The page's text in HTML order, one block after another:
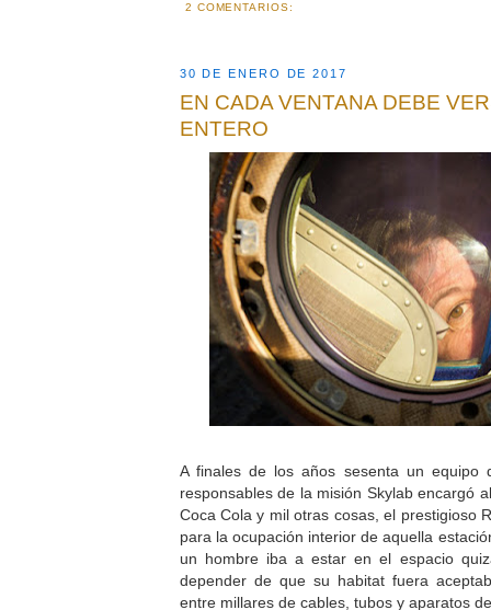
2 COMENTARIOS:
30 DE ENERO DE 2017
EN CADA VENTANA DEBE
ENTERO
A finales de los años sesenta un equipo
responsables de la misión Skylab encargó
Coca Cola y mil otras cosas, el prestigioso
para la ocupación interior de aquella
un hombre iba a estar en el espacio
depender de que su habitat fuera
entre millares de cables, tubos y aparatos